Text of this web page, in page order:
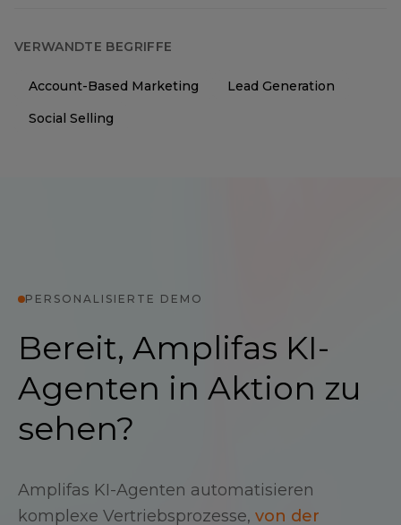
VERWANDTE BEGRIFFE
Account-Based Marketing
Lead Generation
Social Selling
PERSONALISIERTE DEMO
Bereit, Amplifas KI-
Agenten in Aktion zu
sehen?
Amplifas KI-Agenten automatisieren
komplexe Vertriebsprozesse, von der